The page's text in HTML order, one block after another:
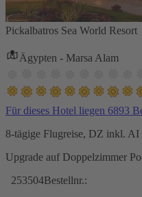
Pickalbatros Sea World Resort
Ägypten - Marsa Alam
Für dieses Hotel liegen 6893
8-tägige Flugreise, DZ inkl. AI
Upgrade auf Doppelzimmer
253504Bestellnr.: